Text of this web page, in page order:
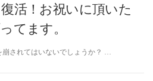
活！お祝いに頂いた
てます。
されてはいないでしょうか？ …